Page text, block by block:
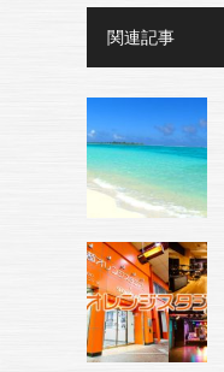
関連記事